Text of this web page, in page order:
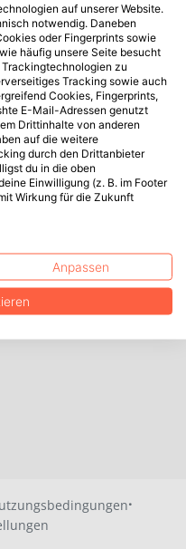
·
auf unserer Website.
notwendig. Daneben
oder Fingerprints sowie
häufig unsere Seite besucht
zu
Tracking sowie auch
Cookies, Fingerprints,
E-Mail-Adressen genutzt
Drittinhalte von anderen
auf die weitere
durch den Drittanbieter
du in die oben
Einwilligung (z. B. im Footer
Wirkung für die Zukunft
Anpassen